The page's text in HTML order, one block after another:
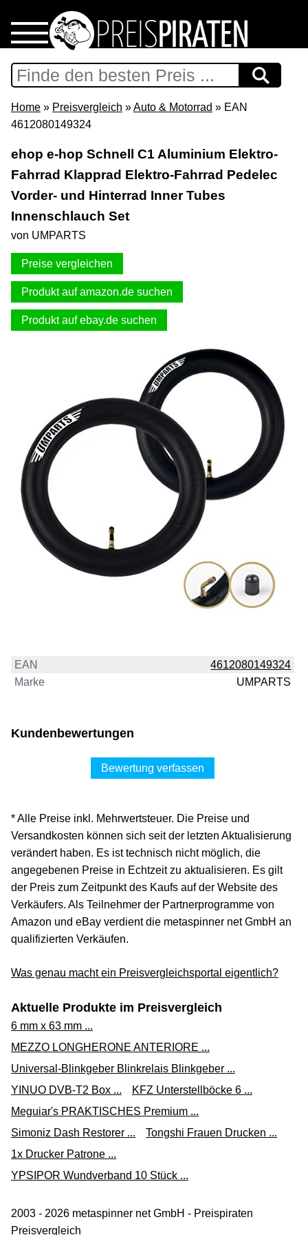
Home
Download
Support & Newsletter
Presse
Datenschutz
Impressum
Home » Preisvergleich »Auto & Motorrad » EAN
4612080149324
ehop e-hop Schnell C1 Aluminium Elektro-
Fahrrad Klapprad Elektro-Fahrrad Pedelec
Vorder- und Hinterrad Inner Tubes
Innenschlauch Set
von UMPARTS
Preise vergleichen
Produkt auf amazon.de suchen
Produkt auf ebay.de suchen
EAN
4612080149324
Marke
UMPARTS
Kundenbewertungen
Bewertung verfassen
* Alle Preise inkl. Mehrwertsteuer. Die Preise und
Versandkosten können sich seit der letzten Aktualisierung
verändert haben. Es ist technisch nicht möglich, die
angegebenen Preise in Echtzeit zu aktualisieren. Es gilt
der Preis zum Zeitpunkt des Kaufs auf der Website des
Verkäufers. Als Teilnehmer der Partnerprogramme von
Amazon und eBay verdient die metaspinner net GmbH an
qualifizierten Verkäufen.
Was genau macht ein Preisvergleichsportal eigentlich?
Aktuelle Produkte im Preisvergleich
6 mm x 63 mm ...
MEZZO LONGHERONE ANTERIORE ...
Universal-Blinkgeber Blinkrelais Blinkgeber ...
YINUO DVB-T2 Box ...
KFZ Unterstellböcke 6 ...
Meguiar's PRAKTISCHES Premium ...
Simoniz Dash Restorer ...
Tongshi Frauen Drucken ...
1x Drucker Patrone ...
YPSIPOR Wundverband 10 Stück ...
2003 - 2026 metaspinner net GmbH - Preispiraten
Preisvergleich